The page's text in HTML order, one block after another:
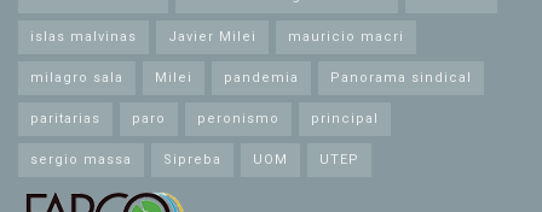
islas malvinas Javier Milei mauricio macri
milagro sala Milei pandemia Panorama sindical
paritarias paro peronismo principal
sergio massa Sipreba UOM UTEP